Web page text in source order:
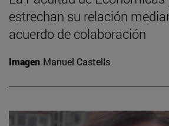
estrechan su relación
acuerdo de colaboración
Imagen Manuel Castells